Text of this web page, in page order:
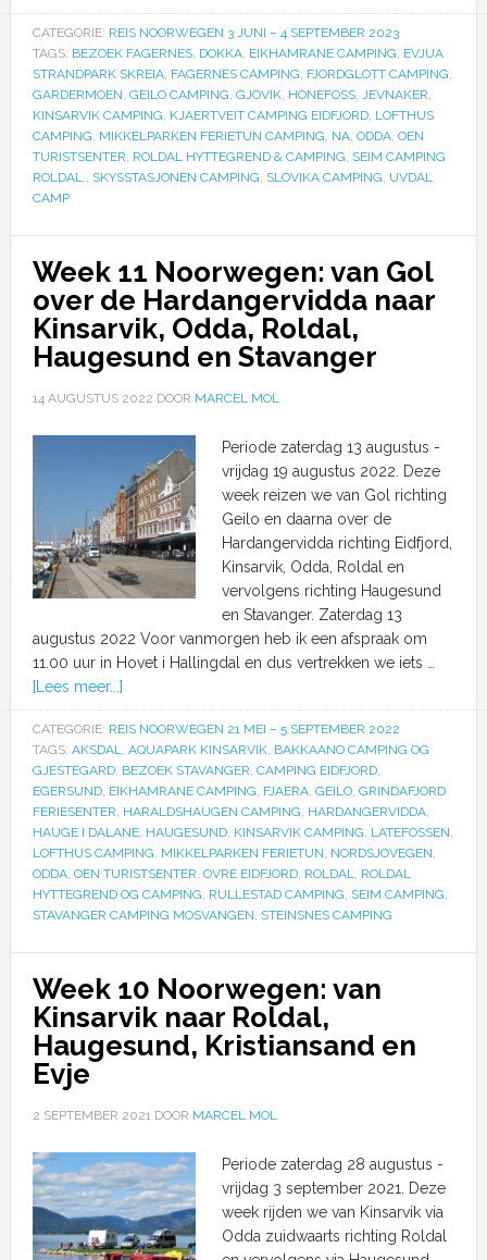
CATEGORIE: REIS NOORWEGEN 3 JUNI – 4 SEPTEMBER 2023
TAGS: BEZOEK FAGERNES, DOKKA, EIKHAMRANE CAMPING, EVJUA
STRANDPARK SKREIA, FAGERNES CAMPING, FJORDGLOTT CAMPING,
GARDERMOEN, GEILO CAMPING, GJOVIK, HONEFOSS, JEVNAKER,
KINSARVIK CAMPING, KJAERTVEIT CAMPING EIDFJORD, LOFTHUS
CAMPING, MIKKELPARKEN FERIETUN CAMPING, NA, ODDA, OEN
TURISTSENTER, ROLDAL HYTTEGREND & CAMPING, SEIM CAMPING
ROLDAL., SKYSSTASJONEN CAMPING, SLOVIKA CAMPING, UVDAL
CAMP
Week 11 Noorwegen: van Gol
over de Hardangervidda naar
Kinsarvik, Odda, Roldal,
Haugesund en Stavanger
14 AUGUSTUS 2022 DOOR MARCEL MOL
Periode zaterdag 13 augustus -
vrijdag 19 augustus 2022. Deze
week reizen we van Gol richting
Geilo en daarna over de
Hardangervidda richting Eidfjord,
Kinsarvik, Odda, Roldal en
vervolgens richting Haugesund
en Stavanger. Zaterdag 13
augustus 2022 Voor vanmorgen heb ik een afspraak om
11.00 uur in Hovet i Hallingdal en dus vertrekken we iets …
[Lees meer...]
CATEGORIE: REIS NOORWEGEN 21 MEI – 5 SEPTEMBER 2022
TAGS: AKSDAL, AQUAPARK KINSARVIK, BAKKAANO CAMPING OG
GJESTEGARD, BEZOEK STAVANGER, CAMPING EIDFJORD,
EGERSUND, EIKHAMRANE CAMPING, FJAERA, GEILO, GRINDAFJORD
FERIESENTER, HARALDSHAUGEN CAMPING, HARDANGERVIDDA,
HAUGE I DALANE, HAUGESUND, KINSARVIK CAMPING, LATEFOSSEN,
LOFTHUS CAMPING, MIKKELPARKEN FERIETUN, NORDSJOVEGEN,
ODDA, OEN TURISTSENTER, OVRE EIDFJORD, ROLDAL, ROLDAL
HYTTEGREND OG CAMPING, RULLESTAD CAMPING, SEIM CAMPING,
STAVANGER CAMPING MOSVANGEN, STEINSNES CAMPING
Week 10 Noorwegen: van
Kinsarvik naar Roldal,
Haugesund, Kristiansand en
Evje
2 SEPTEMBER 2021DOOR MARCEL MOL
Periode zaterdag 28 augustus -
vrijdag 3 september 2021. Deze
week rijden we van Kinsarvik via
Odda zuidwaarts richting Roldal